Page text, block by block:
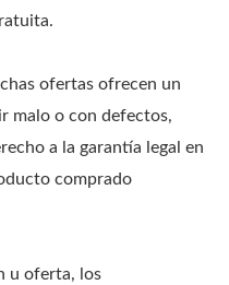
ofertas ofrecen un
malo o con defectos,
a la garantía legal en
comprado
u oferta, los